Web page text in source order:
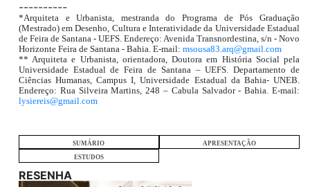
----------
*Arquiteta e Urbanista, mestranda do Programa de Pós Graduação
(Mestrado) em Desenho, Cultura e Interatividade da Universidade Estadual
de Feira de Santana - UEFS. Endereço: Avenida Transnordestina, s/n - Novo
Horizonte Feira de Santana - Bahia. E-mail: msousa83.arq@gmail.com
** Arquiteta e Urbanista, orientadora, Doutora em História Social pela
Universidade Estadual de Feira de Santana – UEFS. Departamento de
Ciências Humanas, Campus I, Universidade Estadual da Bahia- UNEB.
Endereço: Rua Silveira Martins, 248 – Cabula Salvador - Bahia. E-mail:
lysiereis@gmail.com
SUMÁRIO
APRESENTAÇÃO
ESTUDOS
RESENHA